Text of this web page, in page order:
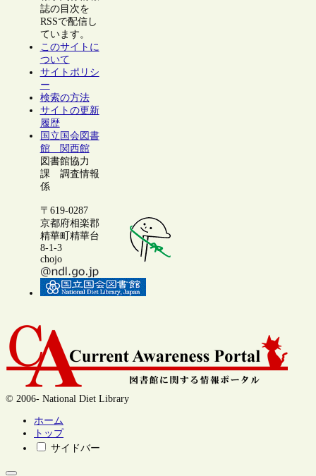
誌の目次を
RSSで配信し
ています。
このサイトに
ついて
サイトポリシ
ー
検索の方法
サイトの更新
履歴
国立国会図書
館 関西館
図書館協力
課 調査情報
係
〒619-0287
京都府相楽郡
精華町精華台
8-1-3
chojo
© 2006- National Diet Library
ホーム
トップ
サイドバー